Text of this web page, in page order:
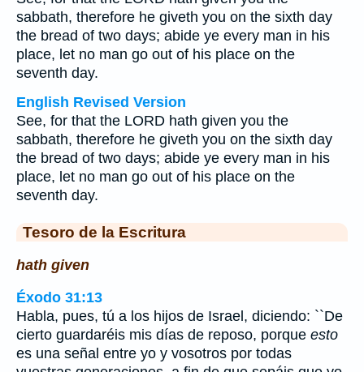
sabbath, therefore he giveth you on the sixth day
the bread of two days; abide ye every man in his
place, let no man go out of his place on the
seventh day.
English Revised Version
See, for that the LORD hath given you the
sabbath, therefore he giveth you on the sixth day
the bread of two days; abide ye every man in his
place, let no man go out of his place on the
seventh day.
Tesoro de la Escritura
hath given
Éxodo 31:13
Habla, pues, tú a los hijos de Israel, diciendo: ``De
cierto guardaréis mis días de reposo, porque esto
es una señal entre yo y vosotros por todas